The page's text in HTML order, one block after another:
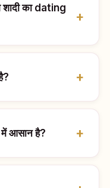
शादी का dating
आसान है?